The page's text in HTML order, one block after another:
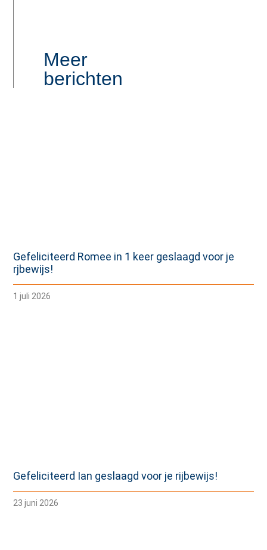
Meer
berichten
Gefeliciteerd Romee in 1 keer geslaagd voor je
rjbewijs!
1 juli 2026
Gefeliciteerd Ian geslaagd voor je rijbewijs!
23 juni 2026